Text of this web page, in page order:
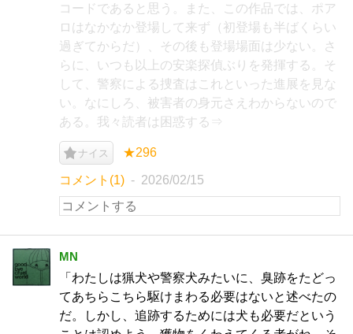
コードであると思う。また、この作品では、ポア
ロはなかなか登場して来ず（初登場も半ばくらい
過ぎてからだ）、その後も登場場面は少ない。さ
らに、いつも以上の安楽探偵ぶりを発揮する。そ
して、警察による捜査はこれといった進展を見な
い。なにしろ、被害者の身元さえわからないので
ある。我々読者は困惑する⇒
ナイス ★296
コメント(1) 2026/02/15
MN
「わたしは猟犬や警察犬みたいに、臭跡をたどっ
てあちらこちら駆けまわる必要はないと述べたの
だ。しかし、追跡するためには犬も必要だという